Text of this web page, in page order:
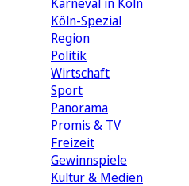
Köln-Spezial
Region
Politik
Wirtschaft
Sport
Panorama
Promis & TV
Freizeit
Gewinnspiele
Kultur & Medien